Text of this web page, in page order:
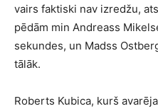
vairs faktiski nav izredžu,
pēdām min Andreass
sekundes, un Madss
tālāk.
Roberts Kubica, kurš